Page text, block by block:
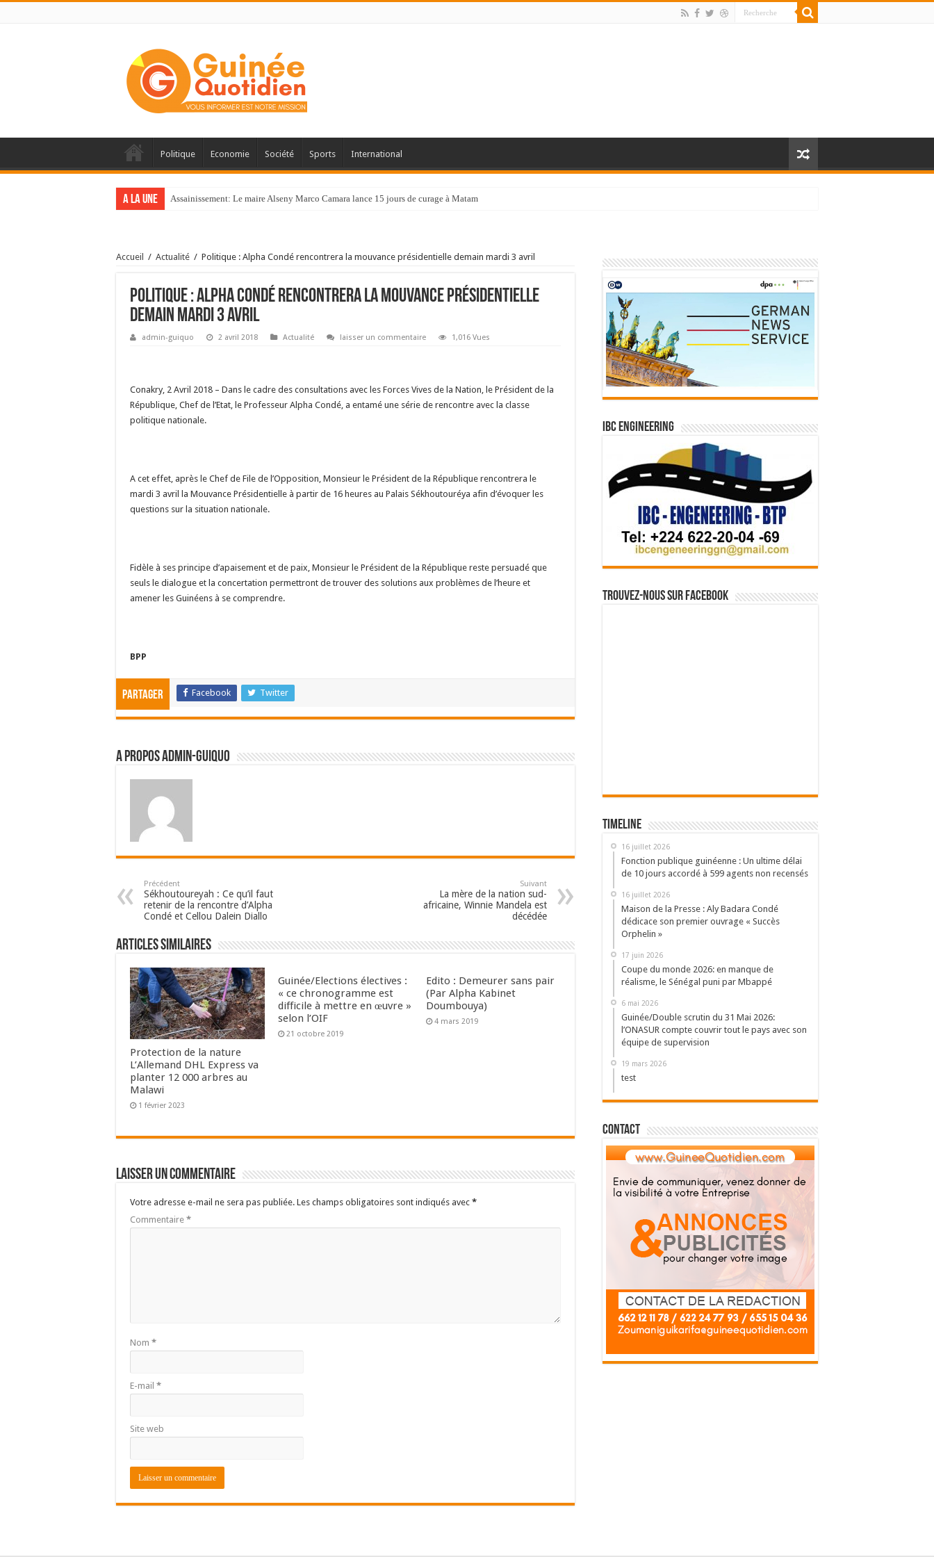
Politique Economie Société Sports International
A la une Assainissement: Le maire Alseny Marco Camara lance 15 jours de curage à Matam
Accueil / Actualité / Politique : Alpha Condé rencontrera la mouvance présidentielle demain mardi 3 avril
Politique : Alpha Condé rencontrera la mouvance présidentielle
demain mardi 3 avril
admin-guiquo 2 avril 2018 Actualité laisser un commentaire 1,016 Vues
Conakry, 2 Avril 2018 – Dans le cadre des consultations avec les Forces Vives de la Nation, le Président de la
République, Chef de l’Etat, le Professeur Alpha Condé, a entamé une série de rencontre avec la classe
politique nationale.
A cet effet, après le Chef de File de l’Opposition, Monsieur le Président de la République rencontrera le
mardi 3 avril la Mouvance Présidentielle à partir de 16 heures au Palais Sékhoutouréya afin d’évoquer les
questions sur la situation nationale.
Fidèle à ses principe d’apaisement et de paix, Monsieur le Président de la République reste persuadé que
seuls le dialogue et la concertation permettront de trouver des solutions aux problèmes de l’heure et
amener les Guinéens à se comprendre.
BPP
Partager Facebook Twitter
A propos admin-guiquo
Précédent
Sékhoutoureyah : Ce qu’il faut
retenir de la rencontre d’Alpha
Condé et Cellou Dalein Diallo
Suivant
La mère de la nation sud-
africaine, Winnie Mandela est
décédée
Articles Similaires
Protection de la nature
L’Allemand DHL Express va
planter 12 000 arbres au
Malawi
1 février 2023
Guinée/Elections électives :
« ce chronogramme est
difficile à mettre en œuvre »
selon l’OIF
21 octobre 2019
Edito : Demeurer sans pair
(Par Alpha Kabinet
Doumbouya)
4 mars 2019
Laisser un commentaire
Votre adresse e-mail ne sera pas publiée. Les champs obligatoires sont indiqués avec *
Commentaire *
Nom *
E-mail *
Site web
IBC Engineering
Trouvez-nous sur Facebook
Timeline
16 juillet 2026
Fonction publique guinéenne : Un ultime délai
de 10 jours accordé à 599 agents non recensés
16 juillet 2026
Maison de la Presse : Aly Badara Condé
dédicace son premier ouvrage « Succès
Orphelin »
17 juin 2026
Coupe du monde 2026: en manque de
réalisme, le Sénégal puni par Mbappé
6 mai 2026
Guinée/Double scrutin du 31 Mai 2026:
l’ONASUR compte couvrir tout le pays avec son
équipe de supervision
19 mars 2026
test
Contact